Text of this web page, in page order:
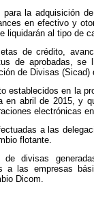
la adquisición
en efectivo y
liquidarán al tipo de
de crédito,
de aprobadas, se
de Divisas (Sicad)
establecidos en la
en abril de 2015, y
electrónicas
a las
flotante.
de divisas
a las empresas
Dicom.